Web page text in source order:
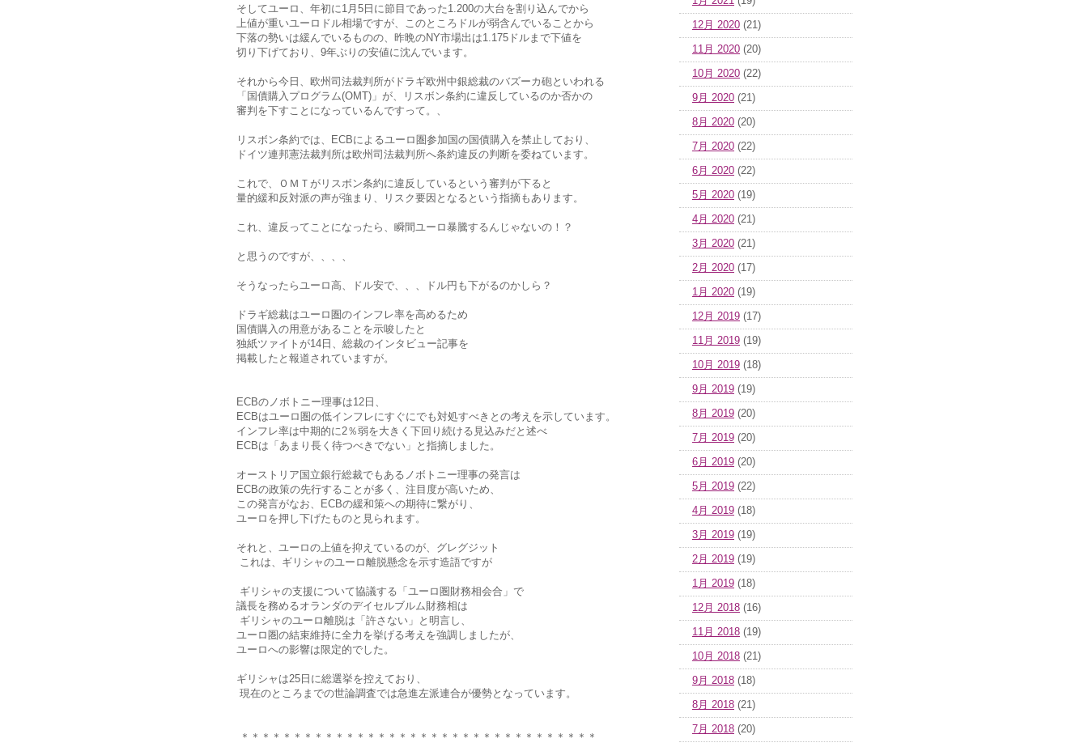
そしてユーロ、年初に1月5日に節目であった1.200の大台を割り込んでから
上値が重いユーロドル相場ですが、このところドルが弱含んでいることから
下落の勢いは緩んでいるものの、昨晩のNY市場出は1.175ドルまで下値を
切り下げており、9年ぶりの安値に沈んでいます。
それから今日、欧州司法裁判所がドラギ欧州中銀総裁のバズーカ砲といわれる
「国債購入プログラム(OMT)」が、リスボン条約に違反しているのか否かの
審判を下すことになっているんですって。、
リスボン条約では、ECBによるユーロ圏参加国の国債購入を禁止しており、
ドイツ連邦憲法裁判所は欧州司法裁判所へ条約違反の判断を委ねています。
これで、ＯＭＴがリスボン条約に違反しているという審判が下ると
量的緩和反対派の声が強まり、リスク要因となるという指摘もあります。
これ、違反ってことになったら、瞬間ユーロ暴騰するんじゃないの！？
と思うのですが、、、、
そうなったらユーロ高、ドル安で、、、ドル円も下がるのかしら？
ドラギ総裁はユーロ圏のインフレ率を高めるため
国債購入の用意があることを示唆したと
独紙ツァイトが14日、総裁のインタビュー記事を
掲載したと報道されていますが。
ECBのノボトニー理事は12日、
ECBはユーロ圏の低インフレにすぐにでも対処すべきとの考えを示しています。
インフレ率は中期的に2％弱を大きく下回り続ける見込みだと述べ
ECBは「あまり長く待つべきでない」と指摘しました。
オーストリア国立銀行総裁でもあるノボトニー理事の発言は
ECBの政策の先行することが多く、注目度が高いため、
この発言がなお、ECBの緩和策への期待に繋がり、
ユーロを押し下げたものと見られます。
それと、ユーロの上値を抑えているのが、グレグジット
これは、ギリシャのユーロ離脱懸念を示す造語ですが
ギリシャの支援について協議する「ユーロ圏財務相会合」で
議長を務めるオランダのデイセルブルム財務相は
ギリシャのユーロ離脱は「許さない」と明言し、
ユーロ圏の結束維持に全力を挙げる考えを強調しましたが、
ユーロへの影響は限定的でした。
ギリシャは25日に総選挙を控えており、
現在のところまでの世論調査では急進左派連合が優勢となっています。
＊＊＊＊＊＊＊＊＊＊＊＊＊＊＊＊＊＊＊＊＊＊＊＊＊＊＊＊＊＊＊＊＊＊
12月 2020 (21)
11月 2020 (20)
10月 2020 (22)
9月 2020 (21)
8月 2020 (20)
7月 2020 (22)
6月 2020 (22)
5月 2020 (19)
4月 2020 (21)
3月 2020 (21)
2月 2020 (17)
1月 2020 (19)
12月 2019 (17)
11月 2019 (19)
10月 2019 (18)
9月 2019 (19)
8月 2019 (20)
7月 2019 (20)
6月 2019 (20)
5月 2019 (22)
4月 2019 (18)
3月 2019 (19)
2月 2019 (19)
1月 2019 (18)
12月 2018 (16)
11月 2018 (19)
10月 2018 (21)
9月 2018 (18)
8月 2018 (21)
7月 2018 (20)